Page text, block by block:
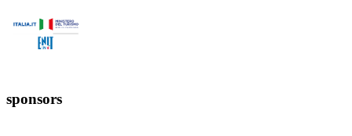
sponsors